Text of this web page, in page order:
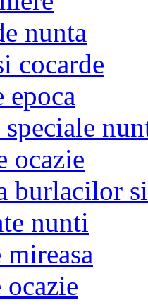
nunta
cocarde
epoca
ocazie
burlacilor
nunti